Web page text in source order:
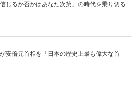
信じるか否かはあなた次第」の時代を乗り切る
安倍元首相を「日本の歴史上最も偉大な首